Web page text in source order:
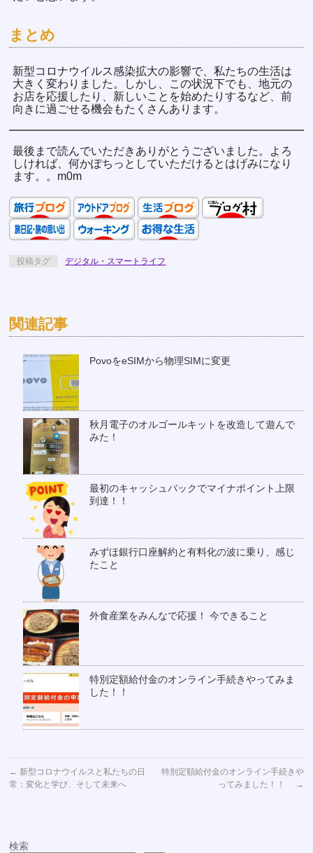
まとめ
新型コロナウイルス感染拡大の影響で、私たちの生活は
大きく変わりました。しかし、この状況下でも、地元の
お店を応援したり、新しいことを始めたりするなど、前
向きに過ごせる機会もたくさんあります。
最後まで読んでいただきありがとうございました。よろ
しければ、何かぽちっとしていただけるとはげみになり
ます。。m0m
投稿タグ デジタル・スマートライフ
関連記事
PovoをeSIMから物理SIMに変更
秋月電子のオルゴールキットを改造して遊んで
みた！
最初のキャッシュバックでマイナポイント上限
到達！！
みずほ銀行口座解約と有料化の波に乗り、感じ
たこと
外食産業をみんなで応援！ 今できること
特別定額給付金のオンライン手続きやってみま
した！！
← 新型コロナウイルスと私たちの日
常：変化と学び、そして未来へ
特別定額給付金のオンライン手続きや
ってみました！！
→
検索